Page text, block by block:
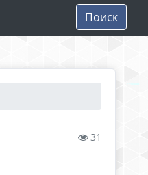
Поиск
31